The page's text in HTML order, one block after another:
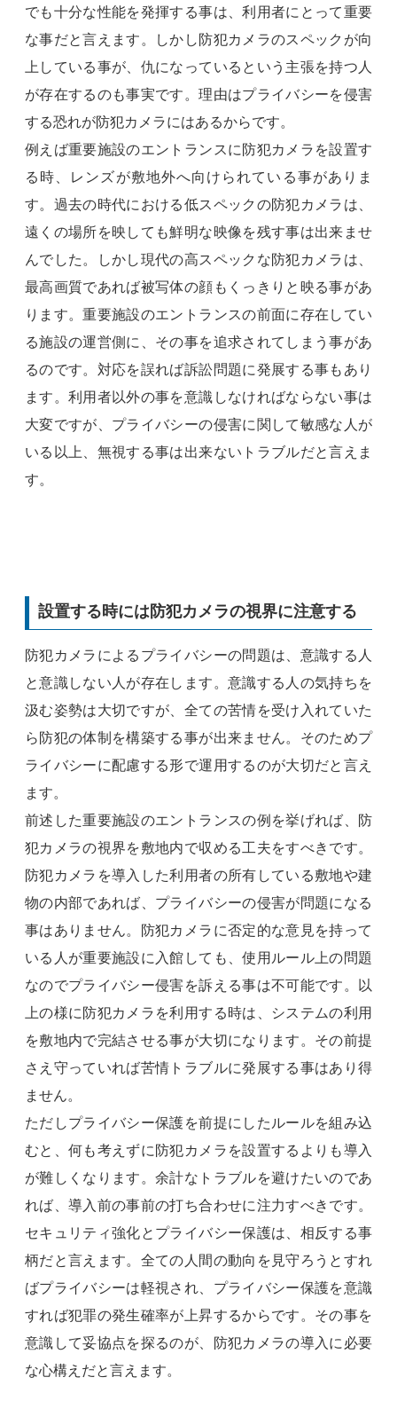
でも十分な性能を発揮する事は、利用者にとって重要
な事だと言えます。しかし防犯カメラのスペックが向
上している事が、仇になっているという主張を持つ人
が存在するのも事実です。理由はプライバシーを侵害
する恐れが防犯カメラにはあるからです。
例えば重要施設のエントランスに防犯カメラを設置す
る時、レンズが敷地外へ向けられている事がありま
す。過去の時代における低スペックの防犯カメラは、
遠くの場所を映しても鮮明な映像を残す事は出来ませ
んでした。しかし現代の高スペックな防犯カメラは、
最高画質であれば被写体の顔もくっきりと映る事があ
ります。重要施設のエントランスの前面に存在してい
る施設の運営側に、その事を追求されてしまう事があ
るのです。対応を誤れば訴訟問題に発展する事もあり
ます。利用者以外の事を意識しなければならない事は
大変ですが、プライバシーの侵害に関して敏感な人が
いる以上、無視する事は出来ないトラブルだと言えま
す。
設置する時には防犯カメラの視界に注意する
防犯カメラによるプライバシーの問題は、意識する人
と意識しない人が存在します。意識する人の気持ちを
汲む姿勢は大切ですが、全ての苦情を受け入れていた
ら防犯の体制を構築する事が出来ません。そのためプ
ライバシーに配慮する形で運用するのが大切だと言え
ます。
前述した重要施設のエントランスの例を挙げれば、防
犯カメラの視界を敷地内で収める工夫をすべきです。
防犯カメラを導入した利用者の所有している敷地や建
物の内部であれば、プライバシーの侵害が問題になる
事はありません。防犯カメラに否定的な意見を持って
いる人が重要施設に入館しても、使用ルール上の問題
なのでプライバシー侵害を訴える事は不可能です。以
上の様に防犯カメラを利用する時は、システムの利用
を敷地内で完結させる事が大切になります。その前提
さえ守っていれば苦情トラブルに発展する事はあり得
ません。
ただしプライバシー保護を前提にしたルールを組み込
むと、何も考えずに防犯カメラを設置するよりも導入
が難しくなります。余計なトラブルを避けたいのであ
れば、導入前の事前の打ち合わせに注力すべきです。
セキュリティ強化とプライバシー保護は、相反する事
柄だと言えます。全ての人間の動向を見守ろうとすれ
ばプライバシーは軽視され、プライバシー保護を意識
すれば犯罪の発生確率が上昇するからです。その事を
意識して妥協点を探るのが、防犯カメラの導入に必要
な心構えだと言えます。